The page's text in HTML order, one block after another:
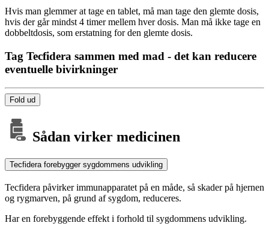
Hvis man glemmer at tage en tablet, må man tage den glemte dosis,
hvis der går mindst 4 timer mellem hver dosis. Man må ikke tage en
dobbeltdosis, som erstatning for den glemte dosis.
Tag Tecfidera sammen med mad - det kan reducere
eventuelle bivirkninger
Fold ud
Sådan virker medicinen
Tecfidera forebygger sygdommens udvikling
Tecfidera påvirker immunapparatet på en måde, så skader på hjernen
og rygmarven, på grund af sygdom, reduceres.
Har en forebyggende effekt i forhold til sygdommens udvikling.